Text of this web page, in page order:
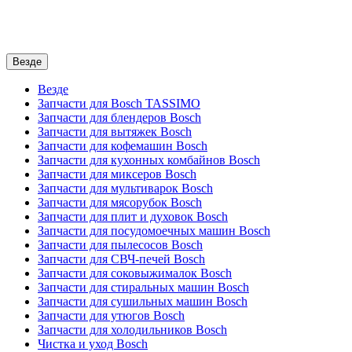
Везде
Везде
Запчасти для Bosch TASSIMO
Запчасти для блендеров Bosch
Запчасти для вытяжек Bosch
Запчасти для кофемашин Bosch
Запчасти для кухонных комбайнов Bosch
Запчасти для миксеров Bosch
Запчасти для мультиварок Bosch
Запчасти для мясорубок Bosch
Запчасти для плит и духовок Bosch
Запчасти для посудомоечных машин Bosch
Запчасти для пылесосов Bosch
Запчасти для СВЧ-печей Bosch
Запчасти для соковыжималок Bosch
Запчасти для стиральных машин Bosch
Запчасти для сушильных машин Bosch
Запчасти для утюгов Bosch
Запчасти для холодильников Bosch
Чистка и уход Bosch